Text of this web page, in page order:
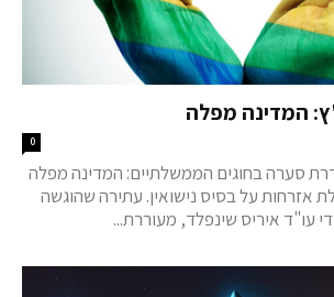
המדינה מפלה
0
סערה בחוגים הממשלתיים: המדינה מפלה
אזרחות על בסיס נישואין. עתירה שהוגשה
עו"ד איריס שינפלד, מעוררת...